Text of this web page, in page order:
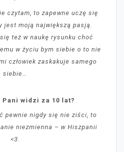
czytam, to zapewne uczę się
jest moją największą pasją.
też w naukę rysunku choć
w życiu bym siebie o to nie
człowiek zaskakuje samego
siebie…
Pani widzi za 10 lat?
pewnie nigdy się nie ziści, to
niezmienna – w Hiszpanii
<3.